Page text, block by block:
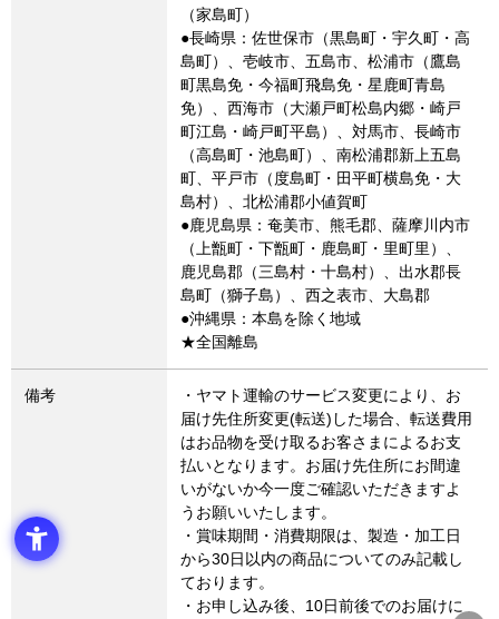
（家島町）
●長崎県：佐世保市（黒島町・宇久町・高
島町）、壱岐市、五島市、松浦市（鷹島
町黒島免・今福町飛島免・星鹿町青島
免）、西海市（大瀬戸町松島内郷・崎戸
町江島・崎戸町平島）、対馬市、長崎市
（高島町・池島町）、南松浦郡新上五島
町、平戸市（度島町・田平町横島免・大
島村）、北松浦郡小値賀町
●鹿児島県：奄美市、熊毛郡、薩摩川内市
（上甑町・下甑町・鹿島町・里町里）、
鹿児島郡（三島村・十島村）、出水郡長
島町（獅子島）、西之表市、大島郡
●沖縄県：本島を除く地域
★全国離島
備考
・ヤマト運輸のサービス変更により、お
届け先住所変更(転送)した場合、転送費用
はお品物を受け取るお客さまによるお支
払いとなります。お届け先住所にお間違
いがないか今一度ご確認いただきますよ
うお願いいたします。
・賞味期間・消費期限は、製造・加工日
から30日以内の商品についてのみ記載し
ております。
・お申し込み後、10日前後でのお届けに